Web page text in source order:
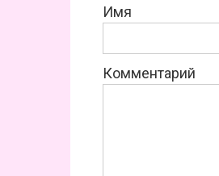
Имя
Комментарий